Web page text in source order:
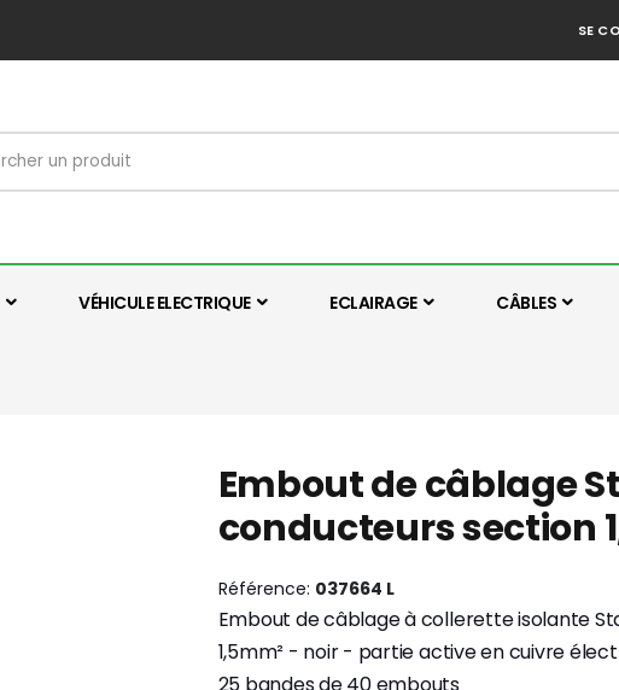
SE
VÉHICULE ELECTRIQUE ECLAIRAGE CÂBLES
Embout de câblage
conducteurs section
Référence 037664 L
Embout de câblage à collerette isolante
1,5mm² - noir - partie active en cuivre